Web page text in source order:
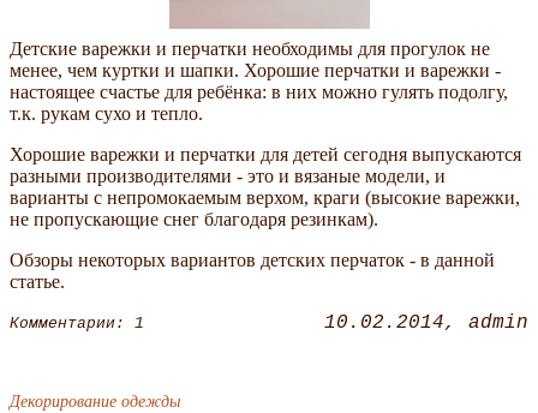
Детские варежки и перчатки необходимы для прогулок не
менее, чем куртки и шапки. Хорошие перчатки и варежки -
настоящее счастье для ребёнка: в них можно гулять подолгу,
т.к. рукам сухо и тепло.
Хорошие варежки и перчатки для детей сегодня выпускаются
разными производителями - это и вязаные модели, и
варианты с непромокаемым верхом, краги (высокие варежки,
не пропускающие снег благодаря резинкам).
Обзоры некоторых вариантов детских перчаток - в данной
статье.
Комментарии: 1 10.02.2014 admin
Декорирование одежды